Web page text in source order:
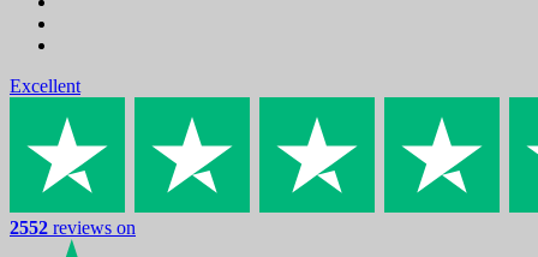
Excellent
2552 reviews on